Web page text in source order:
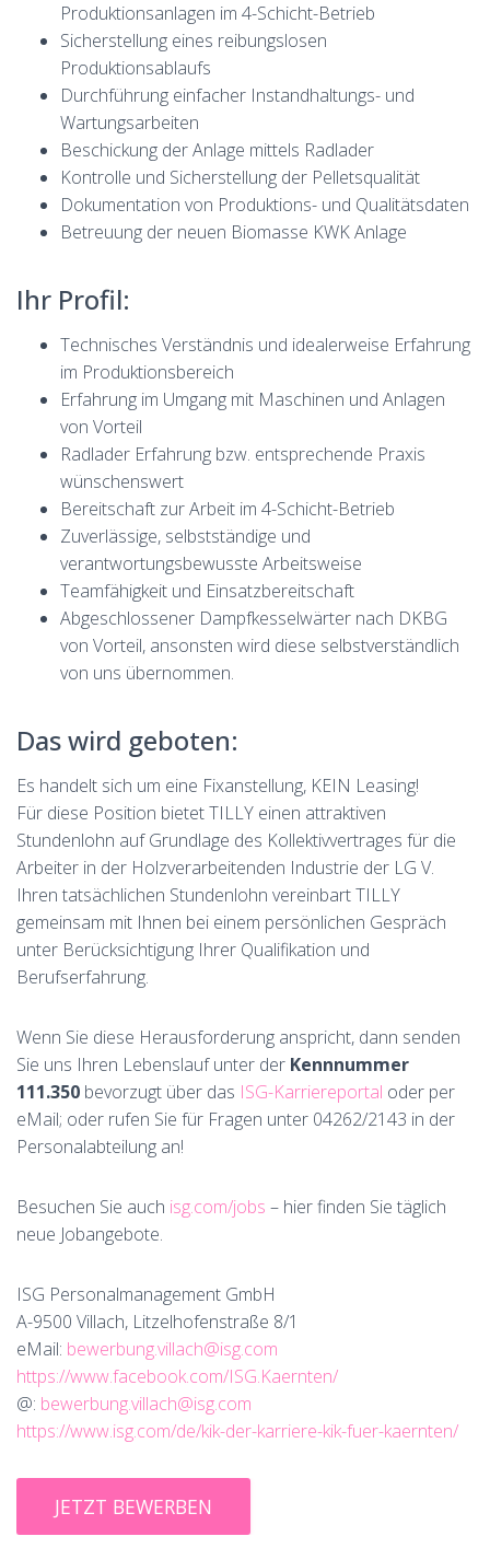
Produktionsanlagen im 4-Schicht-Betrieb
Sicherstellung eines reibungslosen
Produktionsablaufs
Durchführung einfacher Instandhaltungs- und
Wartungsarbeiten
Beschickung der Anlage mittels Radlader
Kontrolle und Sicherstellung der Pelletsqualität
Dokumentation von Produktions- und Qualitätsdaten
Betreuung der neuen Biomasse KWK Anlage
Ihr Profil:
Technisches Verständnis und idealerweise Erfahrung
im Produktionsbereich
Erfahrung im Umgang mit Maschinen und Anlagen
von Vorteil
Radlader Erfahrung bzw. entsprechende Praxis
wünschenswert
Bereitschaft zur Arbeit im 4-Schicht-Betrieb
Zuverlässige, selbstständige und
verantwortungsbewusste Arbeitsweise
Teamfähigkeit und Einsatzbereitschaft
Abgeschlossener Dampfkesselwärter nach DKBG
von Vorteil, ansonsten wird diese selbstverständlich
von uns übernommen.
Das wird geboten:
Es handelt sich um eine Fixanstellung, KEIN Leasing!
Für diese Position bietet TILLY einen attraktiven
Stundenlohn auf Grundlage des Kollektivvertrages für die
Arbeiter in der Holzverarbeitenden Industrie der LG V.
Ihren tatsächlichen Stundenlohn vereinbart TILLY
gemeinsam mit Ihnen bei einem persönlichen Gespräch
unter Berücksichtigung Ihrer Qualifikation und
Berufserfahrung.
Wenn Sie diese Herausforderung anspricht, dann senden
Sie uns Ihren Lebenslauf unter der Kennnummer
111.350 bevorzugt über das ISG-Karriereportal oder per
eMail; oder rufen Sie für Fragen unter 04262/2143 in der
Personalabteilung an!
Besuchen Sie auch isg.com/jobs – hier finden Sie täglich
neue Jobangebote.
ISG Personalmanagement GmbH
A-9500 Villach, Litzelhofenstraße 8/1
eMail: bewerbung.villach@isg.com
https://www.facebook.com/ISG.Kaernten/
@: bewerbung.villach@isg.com
https://www.isg.com/de/kik-der-karriere-kik-fuer-kaernten/